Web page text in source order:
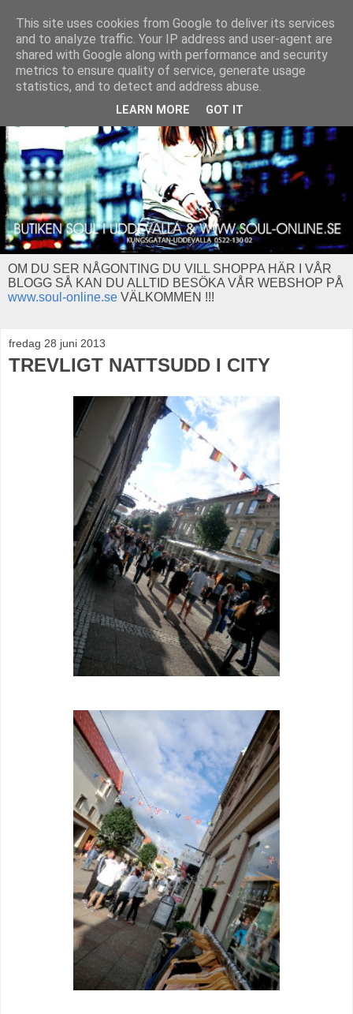
OM DU SER NÅGONTING DU VILL SHOPPA HÄR I VÅR
BLOGG SÅ KAN DU ALLTID BESÖKA VÅR WEBSHOP PÅ
www.soul-online.se VÄLKOMMEN !!!
fredag 28 juni 2013
TREVLIGT NATTSUDD I CITY
This site uses cookies from Google to deliver its services
and to analyze traffic. Your IP address and user-agent are
shared with Google along with performance and security
metrics to ensure quality of service, generate usage
statistics, and to detect and address abuse.
LEARN MORE GOT IT